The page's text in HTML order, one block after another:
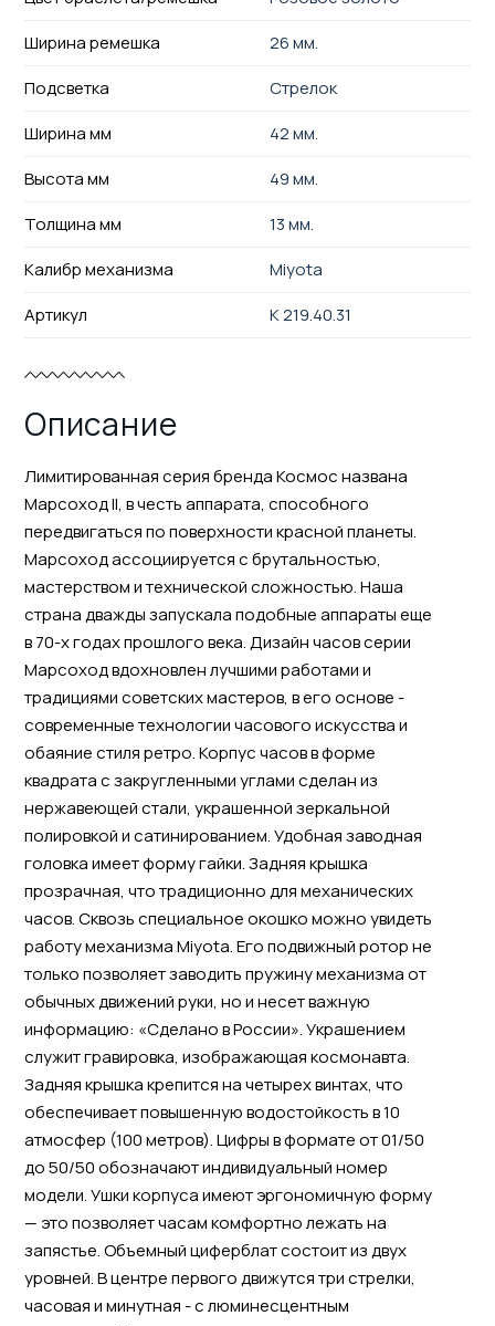
Ширина ремешка
26 мм.
Подсветка
Стрелок
Ширина мм
42 мм.
Высота мм
49 мм.
Толщина мм
13 мм.
Калибр механизма
Miyota
Артикул
K 219.40.31
Описание
Лимитированная серия бренда Космос названа
Марсоход II, в честь аппарата, способного
передвигаться по поверхности красной планеты.
Марсоход ассоциируется с брутальностью,
мастерством и технической сложностью. Наша
страна дважды запускала подобные аппараты еще
в 70-х годах прошлого века. Дизайн часов серии
Марсоход вдохновлен лучшими работами и
традициями советских мастеров, в его основе -
современные технологии часового искусства и
обаяние стиля ретро. Корпус часов в форме
квадрата с закругленными углами сделан из
нержавеющей стали, украшенной зеркальной
полировкой и сатинированием. Удобная заводная
головка имеет форму гайки. Задняя крышка
прозрачная, что традиционно для механических
часов. Сквозь специальное окошко можно увидеть
работу механизма Miyota. Его подвижный ротор не
только позволяет заводить пружину механизма от
обычных движений руки, но и несет важную
информацию: «Сделано в России». Украшением
служит гравировка, изображающая космонавта.
Задняя крышка крепится на четырех винтах, что
обеспечивает повышенную водостойкость в 10
атмосфер (100 метров). Цифры в формате от 01/50
до 50/50 обозначают индивидуальный номер
модели. Ушки корпуса имеют эргономичную форму
— это позволяет часам комфортно лежать на
запястье. Объемный циферблат состоит из двух
уровней. В центре первого движутся три стрелки,
часовая и минутная - с люминесцентным